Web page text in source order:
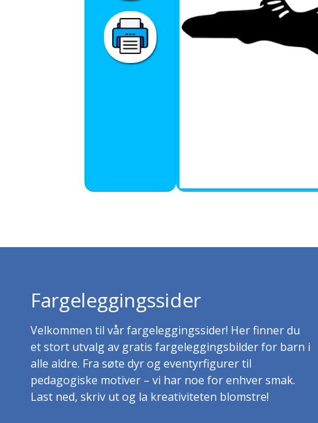
Fargeleggingssider
Velkommen til vår fargeleggingssider! Her finner du
et stort utvalg av gratis fargeleggingsbilder for barn i
alle aldre. Fra søte dyr og eventyrfigurer til
pedagogiske motiver – vi har noe for enhver smak.
Last ned, skriv ut og la kreativiteten blomstre!